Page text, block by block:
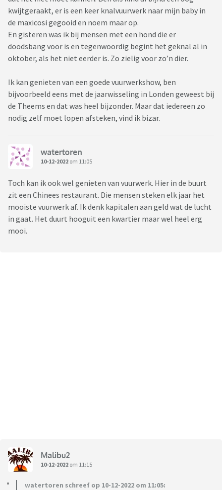
kwijtgeraakt, er is een keer knalvuurwerk naar mijn baby in
de maxicosi gegooid en noem maar op.
En gisteren was ik bij mensen met een hond die er
doodsbang voor is en tegenwoordig begint het geknal al in
oktober, als het niet eerder is. Zo zielig voor zo’n dier.
Ik kan genieten van een goede vuurwerkshow, ben
bijvoorbeeld eens met de jaarwisseling in Londen geweest bij
de Theems en dat was heel bijzonder. Maar dat iedereen zo
nodig zelf moet lopen afsteken, vind ik bizar.
watertoren
10-12-2022 om 11:05
Toch kan ik ook wel genieten van vuurwerk. Hier in de buurt
zit een Chinees restaurant. Die mensen steken elk jaar het
mooiste vuurwerk af. Ik denk kapitalen aan geld wat de lucht
in gaat. Het duurt hooguit een kwartier maar wel heel erg
mooi.
Malibu2
10-12-2022 om 11:15
watertoren schreef op 10-12-2022 om 11:05: